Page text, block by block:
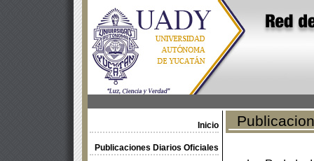
Inicio
Publicaciones Diarios Oficiales